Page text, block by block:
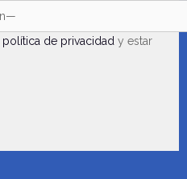
política de privacidad y estar